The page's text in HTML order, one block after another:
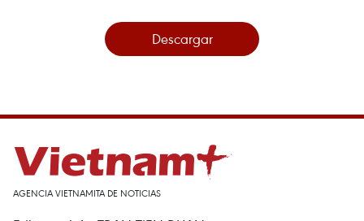
Descargar
AGENCIA VIETNAMITA DE NOTICIAS